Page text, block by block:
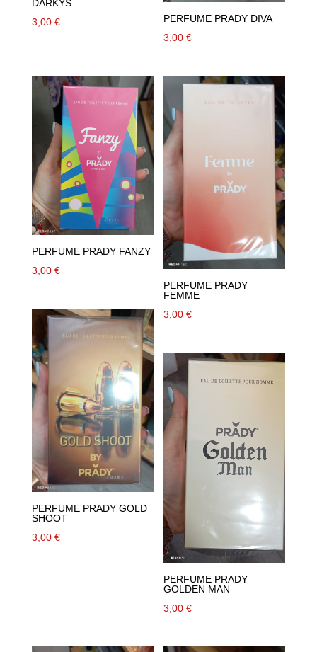
DARKYS
3,00 €
PERFUME PRADY DIVA
3,00€
PERFUME PRADY FANZY
3,00 €
PERFUME PRADY
FEMME
3,00€
PERFUME PRADY GOLD
SHOOT
3,00 €
PERFUME PRADY
GOLDEN MAN
3,00€